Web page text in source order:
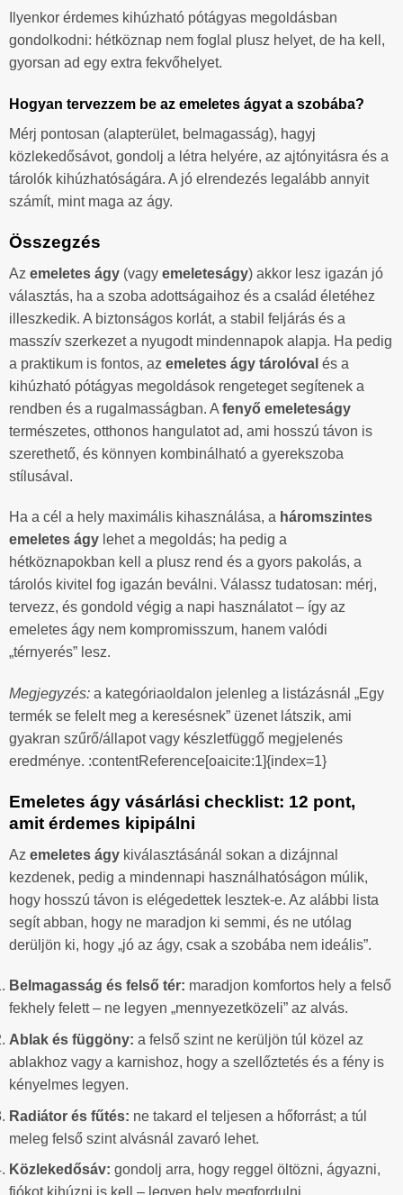
Ilyenkor érdemes kihúzható pótágyas megoldásban
gondolkodni: hétköznap nem foglal plusz helyet, de ha kell,
gyorsan ad egy extra fekvőhelyet.
Hogyan tervezzem be az emeletes ágyat a szobába?
Mérj pontosan (alapterület, belmagasság), hagyj
közlekedősávot, gondolj a létra helyére, az ajtónyitásra és a
tárolók kihúzhatóságára. A jó elrendezés legalább annyit
számít, mint maga az ágy.
Összegzés
Az emeletes ágy (vagy emeleteságy) akkor lesz igazán jó
választás, ha a szoba adottságaihoz és a család életéhez
illeszkedik. A biztonságos korlát, a stabil feljárás és a
masszív szerkezet a nyugodt mindennapok alapja. Ha pedig
a praktikum is fontos, az emeletes ágy tárolóval és a
kihúzható pótágyas megoldások rengeteget segítenek a
rendben és a rugalmasságban. A fenyő emeleteságy
természetes, otthonos hangulatot ad, ami hosszú távon is
szerethető, és könnyen kombinálható a gyerekszoba
stílusával.
Ha a cél a hely maximális kihasználása, a háromszintes
emeletes ágy lehet a megoldás; ha pedig a
hétköznapokban kell a plusz rend és a gyors pakolás, a
tárolós kivitel fog igazán beválni. Válassz tudatosan: mérj,
tervezz, és gondold végig a napi használatot – így az
emeletes ágy nem kompromisszum, hanem valódi
„térnyerés” lesz.
Megjegyzés: a kategóriaoldalon jelenleg a listázásnál „Egy
termék se felelt meg a keresésnek” üzenet látszik, ami
gyakran szűrő/állapot vagy készletfüggő megjelenés
eredménye. :contentReference[oaicite:1]{index=1}
Emeletes ágy vásárlási checklist: 12 pont,
amit érdemes kipipálni
Az emeletes ágy kiválasztásánál sokan a dizájnnal
kezdenek, pedig a mindennapi használhatóságon múlik,
hogy hosszú távon is elégedettek lesztek-e. Az alábbi lista
segít abban, hogy ne maradjon ki semmi, és ne utólag
derüljön ki, hogy „jó az ágy, csak a szobába nem ideális”.
Belmagasság és felső tér: maradjon komfortos hely a felső
fekhely felett – ne legyen „mennyezetközeli” az alvás.
Ablak és függöny: a felső szint ne kerüljön túl közel az
ablakhoz vagy a karnishoz, hogy a szellőztetés és a fény is
kényelmes legyen.
Radiátor és fűtés: ne takard el teljesen a hőforrást; a túl
meleg felső szint alvásnál zavaró lehet.
Közlekedősáv: gondolj arra, hogy reggel öltözni, ágyazni,